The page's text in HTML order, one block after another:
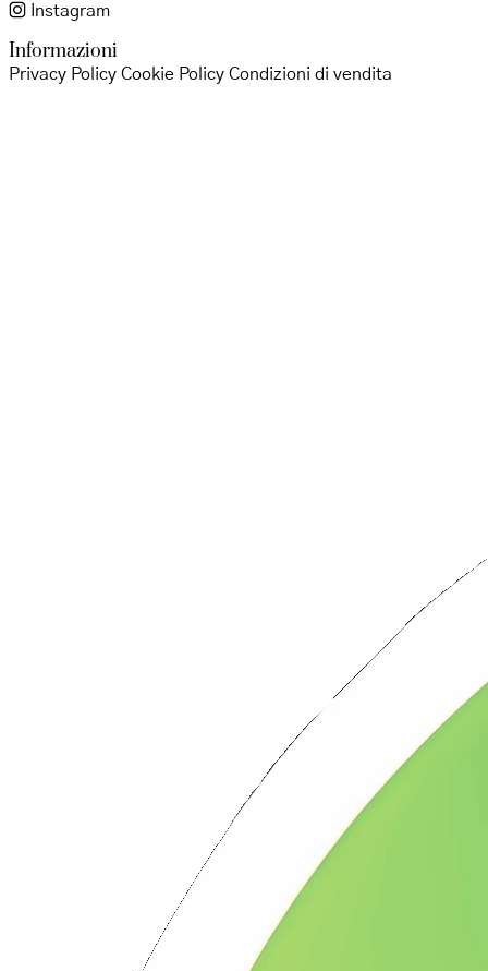
Instagram
Informazioni
Privacy Policy Cookie Policy Condizioni di vendita